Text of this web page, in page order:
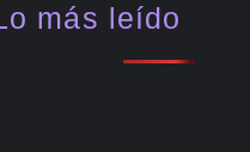
más leído